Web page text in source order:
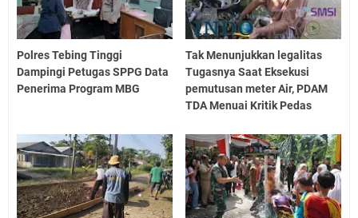
Polres Tebing Tinggi
Dampingi Petugas SPPG Data
Penerima Program MBG
Tak Menunjukkan legalitas
Tugasnya Saat Eksekusi
pemutusan meter Air, PDAM
TDA Menuai Kritik Pedas